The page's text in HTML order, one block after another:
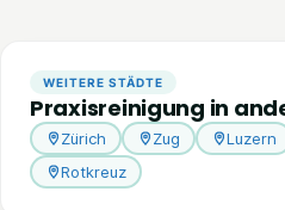
WEITERE STÄDTE
Praxisreinigung in
Zürich Zug Luzern
Rotkreuz